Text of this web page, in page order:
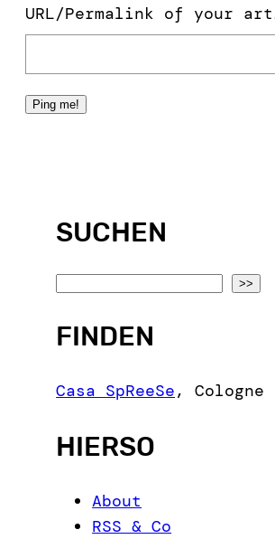
URL/Permalink of your
SUCHEN
a
c
>>
FINDEN
Casa SpReeSe,Cologne
HIERSO
About
RSS & Co